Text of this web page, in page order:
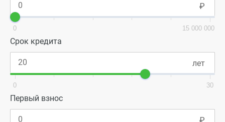
0 15 000 000
Срок кредита
0 30
Первый взнос